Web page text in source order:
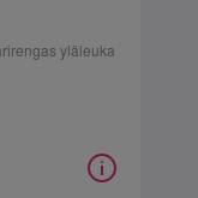
yläleuka